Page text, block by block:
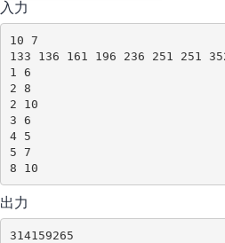
入力
10 7
133 136 161 196 236 251 251
1 6
2 8
2 10
3 6
4 5
5 7
8 10
出力
314159265